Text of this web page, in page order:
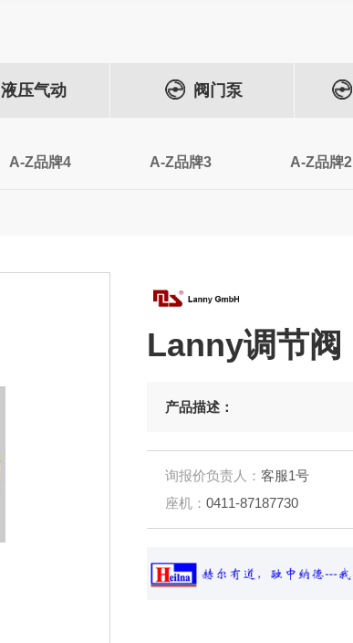
液压气动 阀门泵
A-Z品牌4 A-Z品牌3 A-Z品牌2
Lanny调节阀
产品描述：
询报价负责人： 客服1号
座机： 0411-87187730